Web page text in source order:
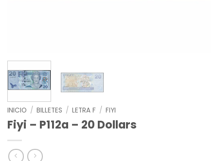
INICIO / BILLETES / LETRA F / FIYI
Fiyi – P112a – 20 Dollars